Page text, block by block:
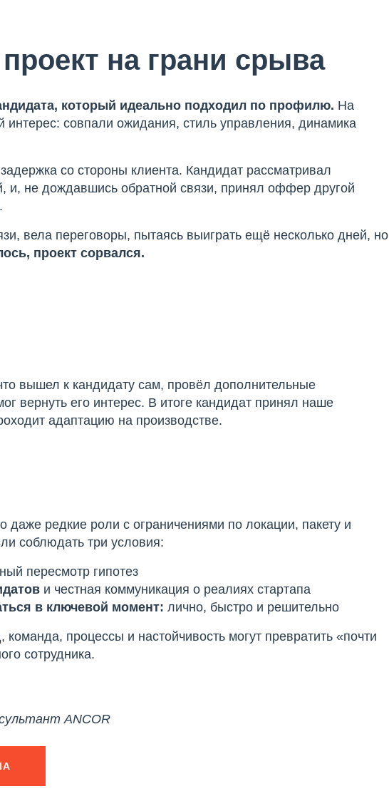
на грани срыва
который идеально подходил по профилю. На
интерес: совпали ожидания, стиль управления, динамика
со стороны клиента. Кандидат рассматривал
и, не дождавшись обратной связи, принял оффер другой
вела переговоры, пытаясь выиграть ещё несколько дней, но
проект сорвался.
вышел к кандидату сам, провёл дополнительные
вернуть его интерес. В итоге кандидат принял наше
адаптацию на производстве.
даже редкие роли с ограничениями по локации, пакету и
соблюдать три условия:
пересмотр гипотез
и честная коммуникация о реалиях стартапа
в ключевой момент: лично, быстро и решительно
процессы и настойчивость могут превратить «почти
сотрудника.
ANCOR